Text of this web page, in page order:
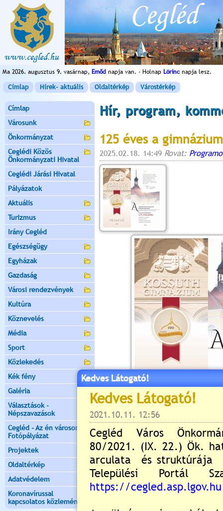
Ma 2026. augusztus 9. vasárnap, Emőd napja van. - Holnap Lörinc napja lesz.
Címlap Hírek- aktuális Oldaltérkép Várostérkép
Címlap
Városunk
Önkormányzat
Ceglédi Közös
Önkormányzati Hivatal
Ceglédi Járási Hivatal
Pályázatok
Aktuális
Turizmus
Irány Cegléd
Egészségügy
Egyházak
Gazdaság
Városi rendezvények
Kultúra
Köznevelés
Média
Sport
Közlekedés
Kék fény
Galéria
Választások -
Népszavazások
Cegléd - Az én városom -
Fotópályázat
Projektek
Oldaltérkép
Adatvédelem
Koronavírussal
kapcsolatos közlemények
Hír, program,
125 éves a gimnázium
2025.02.18. 14:49 Rovat:
Értékelés:
Még nincsenek hozzászólások
Új hozzászólás:
Kérjük jelentkezzen be,
Kedves Látogató!